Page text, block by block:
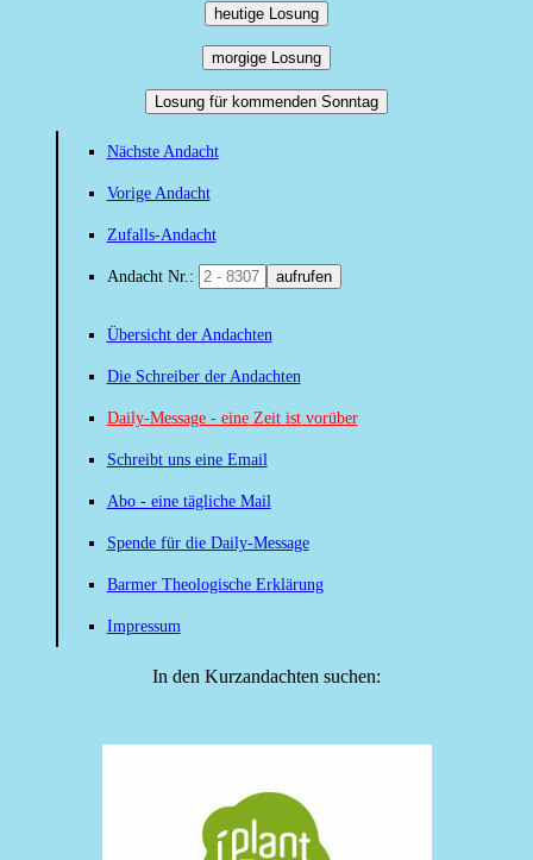
heutige Losung
morgige Losung
Losung für kommenden Sonntag
Nächste Andacht
Vorige Andacht
Zufalls-Andacht
Andacht Nr.: aufrufen
Übersicht der Andachten
Die Schreiber der Andachten
Daily-Message - eine Zeit ist vorüber
Schreibt uns eine Email
Abo - eine tägliche Mail
Spende für die Daily-Message
Barmer Theologische Erklärung
Impressum
In den Kurzandachten suchen: